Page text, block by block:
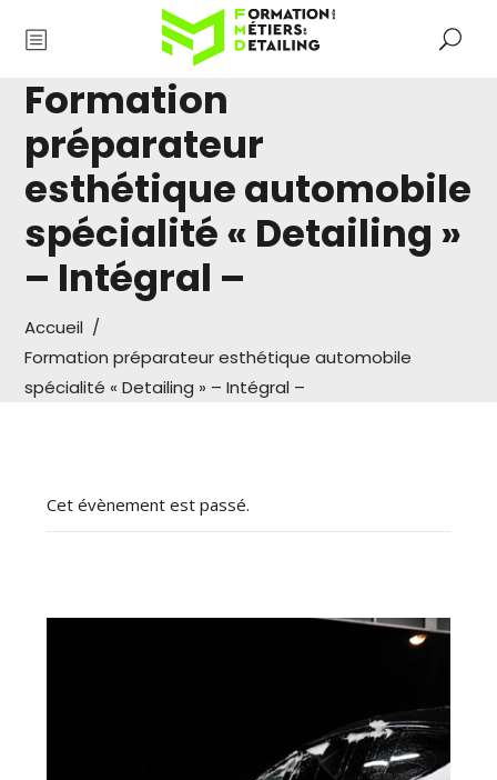
Formation
préparateur
esthétique automobile
spécialité « Detailing »
– Intégral –
Accueil /
Formation préparateur esthétique automobile
spécialité « Detailing » – Intégral –
Cet évènement est passé.